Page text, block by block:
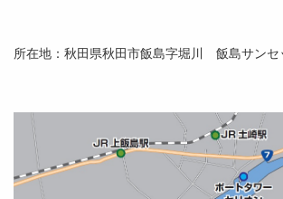
所在地：秋田県秋田市飯島字堀川 飯島サンセ